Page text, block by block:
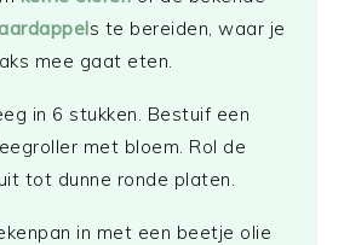
s te bereiden, waar je
mee gaat eten.
in 6 stukken. Bestuif een
met bloem. Rol de
tot dunne ronde platen.
in met een beetje olie